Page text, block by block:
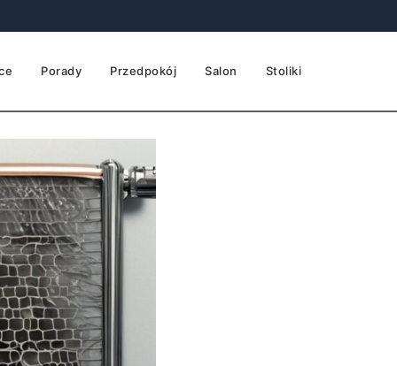
Porady Przedpokój Salon Stoliki